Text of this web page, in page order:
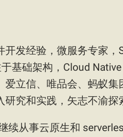
发经验，微服务专家，
基础架构，Cloud
爱立信、唯品会、蚂蚁
究和实践，矢志不渝探
续从事云原生和